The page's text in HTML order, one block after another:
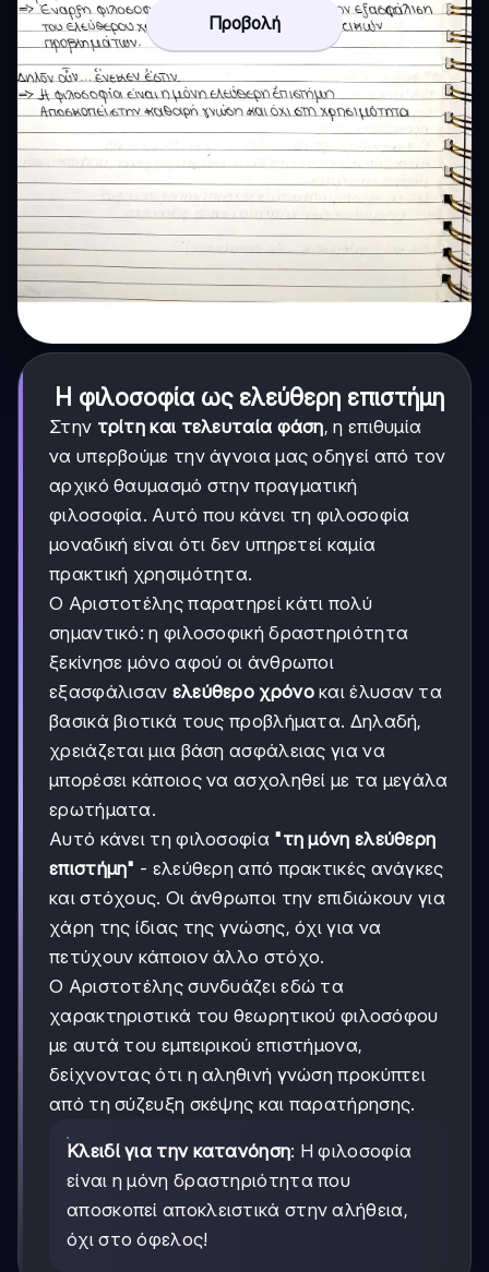
Προβολή
Η φιλοσοφία ως ελεύθερη επιστήμη
Στην τρίτη και τελευταία φάση, η επιθυμία
να υπερβούμε την άγνοια μας οδηγεί από τον
αρχικό θαυμασμό στην πραγματική
φιλοσοφία. Αυτό που κάνει τη φιλοσοφία
μοναδική είναι ότι δεν υπηρετεί καμία
πρακτική χρησιμότητα.
Ο Αριστοτέλης παρατηρεί κάτι πολύ
σημαντικό: η φιλοσοφική δραστηριότητα
ξεκίνησε μόνο αφού οι άνθρωποι
εξασφάλισαν ελεύθερο χρόνοκαι έλυσαν τα
βασικά βιοτικά τους προβλήματα. Δηλαδή,
χρειάζεται μια βάση ασφάλειας για να
μπορέσει κάποιος να ασχοληθεί με τα μεγάλα
ερωτήματα.
Αυτό κάνει τη φιλοσοφία "τη μόνη ελεύθερη
επιστήμη" - ελεύθερη από πρακτικές ανάγκες
και στόχους. Οι άνθρωποι την επιδιώκουν για
χάρη της ίδιας της γνώσης, όχι για να
πετύχουν κάποιον άλλο στόχο.
Ο Αριστοτέλης συνδυάζει εδώ τα
χαρακτηριστικά του θεωρητικού φιλοσόφου
με αυτά του εμπειρικού επιστήμονα,
δείχνοντας ότι η αληθινή γνώση προκύπτει
από τη σύζευξη σκέψης και παρατήρησης.
Κλειδί για την κατανόηση: Η φιλοσοφία
είναι η μόνη δραστηριότητα που
αποσκοπεί αποκλειστικά στην αλήθεια,
όχι στο όφελος!